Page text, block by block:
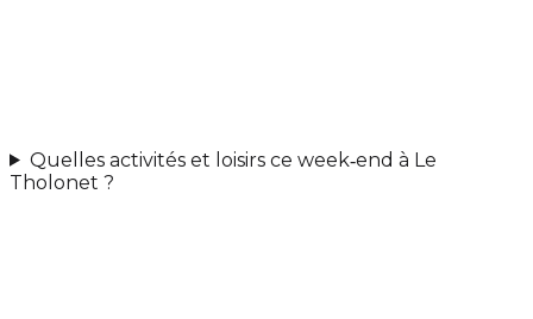
Quelles activités et loisirs ce week‑end à Le
Tholonet ?